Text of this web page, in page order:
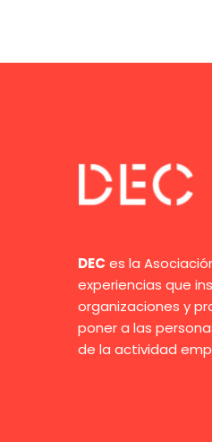
DEC es la
experiencias que
organizaciones y
poner a las
de la actividad